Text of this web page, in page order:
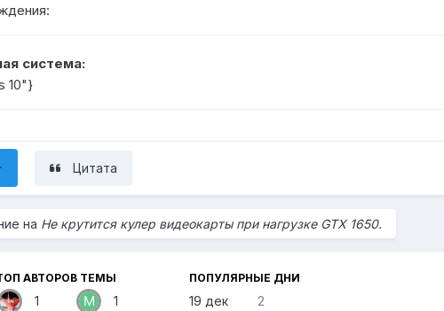
система:
10"}
Цитата
на Не крутится кулер видеокарты при нагрузке GTX 1650.
АВТОРОВ ТЕМЫ
1 1
ПОПУЛЯРНЫЕ ДНИ
19 дек 2